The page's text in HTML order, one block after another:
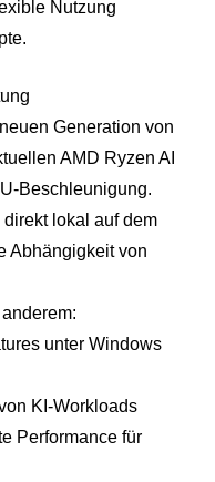
Nutzung
Generation von
AMD Ryzen AI
Beschleunigung.
lokal auf dem
Abhängigkeit von
unter Windows
KI-Workloads
Performance für